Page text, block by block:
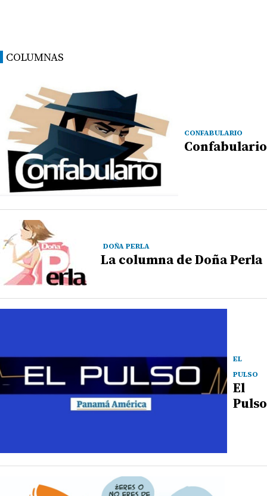
COLUMNAS
CONFABULARIO
Confabulario
DOÑA PERLA
La columna de Doña Perla
EL
PULSO
El
Pulso